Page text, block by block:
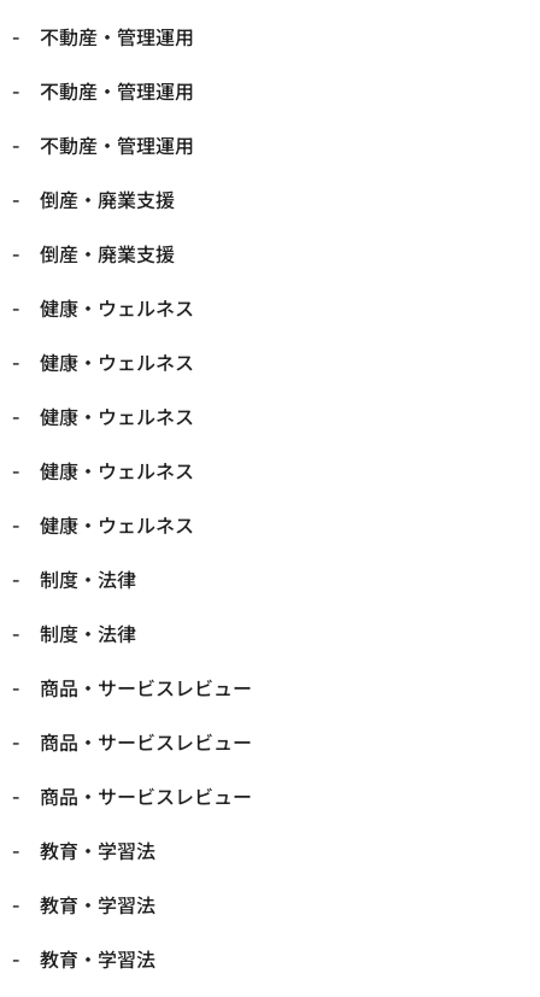
不動産・管理運用
不動産・管理運用
不動産・管理運用
倒産・廃業支援
倒産・廃業支援
健康・ウェルネス
健康・ウェルネス
健康・ウェルネス
健康・ウェルネス
健康・ウェルネス
制度・法律
制度・法律
商品・サービスレビュー
商品・サービスレビュー
商品・サービスレビュー
教育・学習法
教育・学習法
教育・学習法